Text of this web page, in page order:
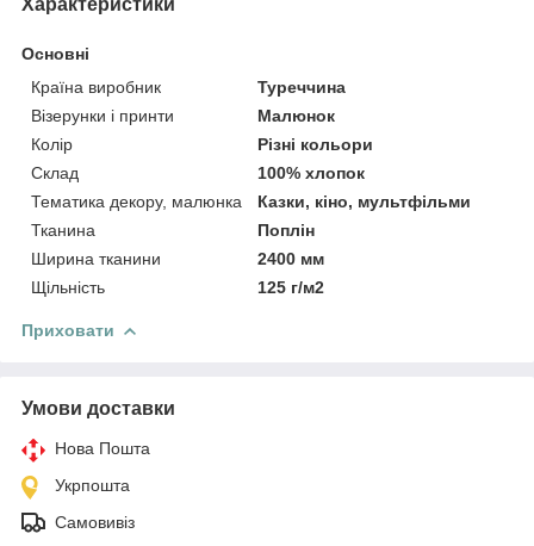
Основні
Країна виробник
Туреччина
Візерунки і принти
Малюнок
Колір
Різні кольори
Склад
100% хлопок
Тематика декору, малюнка
Казки, кіно, мультфільми
Тканина
Поплін
Ширина тканини
2400 мм
Щільність
125 г/м2
Приховати
Умови доставки
Нова Пошта
Укрпошта
Самовивіз